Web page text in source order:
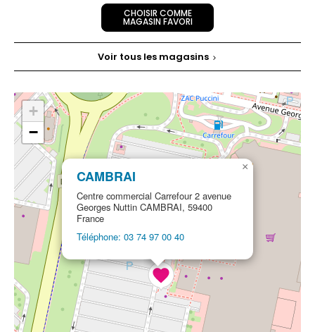
Voir tous les magasins
CHOISIR COMME
MAGASIN FAVORI
CAMBRAI
Centre commercial Carrefour 2 avenue
Georges Nuttin CAMBRAI, 59400
France
Téléphone: 03 74 97 00 40
×
+
−